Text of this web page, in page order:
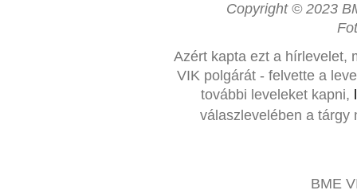
Copyright © 2023
Azért kapta ezt a hírlevelet,
VIK polgárát - felvette a
további leveleket kapni,
válaszlevelében a tárgy
BME